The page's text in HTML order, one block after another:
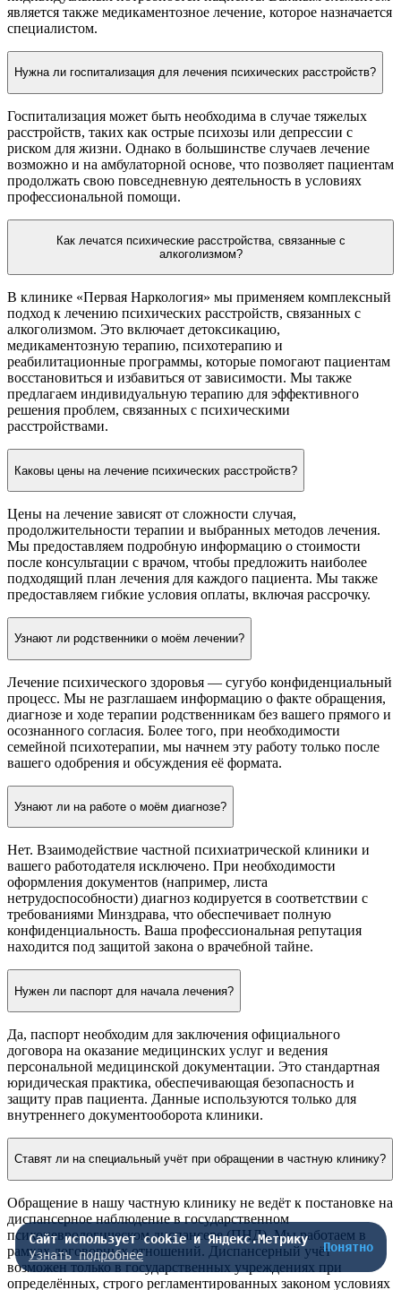
является также медикаментозное лечение, которое назначается
специалистом.
Нужна ли госпитализация для лечения психических расстройств?
Госпитализация может быть необходима в случае тяжелых
расстройств, таких как острые психозы или депрессии с
риском для жизни. Однако в большинстве случаев лечение
возможно и на амбулаторной основе, что позволяет пациентам
продолжать свою повседневную деятельность в условиях
профессиональной помощи.
Как лечатся психические расстройства, связанные с
алкоголизмом?
В клинике «Первая Наркология» мы применяем комплексный
подход к лечению психических расстройств, связанных с
алкоголизмом. Это включает детоксикацию,
медикаментозную терапию, психотерапию и
реабилитационные программы, которые помогают пациентам
восстановиться и избавиться от зависимости. Мы также
предлагаем индивидуальную терапию для эффективного
решения проблем, связанных с психическими
расстройствами.
Каковы цены на лечение психических расстройств?
Цены на лечение зависят от сложности случая,
продолжительности терапии и выбранных методов лечения.
Мы предоставляем подробную информацию о стоимости
после консультации с врачом, чтобы предложить наиболее
подходящий план лечения для каждого пациента. Мы также
предоставляем гибкие условия оплаты, включая рассрочку.
Узнают ли родственники о моём лечении?
Лечение психического здоровья — сугубо конфиденциальный
процесс. Мы не разглашаем информацию о факте обращения,
диагнозе и ходе терапии родственникам без вашего прямого и
осознанного согласия. Более того, при необходимости
семейной психотерапии, мы начнем эту работу только после
вашего одобрения и обсуждения её формата.
Узнают ли на работе о моём диагнозе?
Нет. Взаимодействие частной психиатрической клиники и
вашего работодателя исключено. При необходимости
оформления документов (например, листа
нетрудоспособности) диагноз кодируется в соответствии с
требованиями Минздрава, что обеспечивает полную
конфиденциальность. Ваша профессиональная репутация
находится под защитой закона о врачебной тайне.
Нужен ли паспорт для начала лечения?
Да, паспорт необходим для заключения официального
договора на оказание медицинских услуг и ведения
персональной медицинской документации. Это стандартная
юридическая практика, обеспечивающая безопасность и
защиту прав пациента. Данные используются только для
внутреннего документооборота клиники.
Ставят ли на специальный учёт при обращении в частную клинику?
Обращение в нашу частную клинику не ведёт к постановке на
диспансерное наблюдение в государственном
психоневрологическом диспансере (ПНД). Мы работаем в
рамках договорных отношений. Диспансерный учёт
возможен только в государственных учреждениях при
определённых, строго регламентированных законом условиях
Сайт использует cookie и Яндекс.Метрику
Узнать подробнее
Понятно